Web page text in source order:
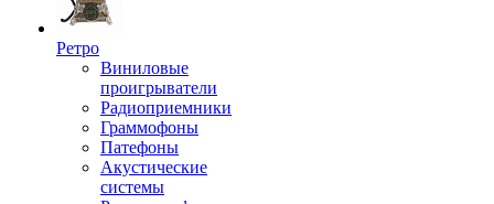
Ретро
Виниловые
проигрыватели
Радиоприемники
Граммофоны
Патефоны
Акустические
системы